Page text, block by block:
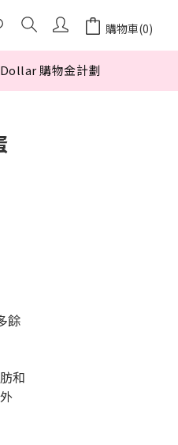
購物車(0)
購物金計劃
餘
和